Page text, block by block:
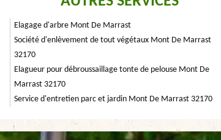
Elagage d'arbre Mont De Marrast
Société d'enlèvement de tout végétaux Mont De Marrast
32170
Elagueur pour débroussaillage tonte de pelouse Mont De
Marrast 32170
Service d'entretien parc et jardin Mont De Marrast 32170